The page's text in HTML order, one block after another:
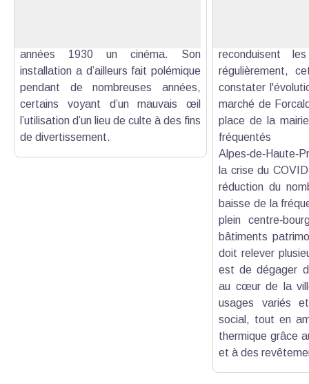
années 1930 un cinéma. Son
installation a d’ailleurs fait polémique
pendant de nombreuses années,
certains voyant d’un mauvais œil
l’utilisation d’un lieu de culte à des fins
de divertissement.
reconduisent
régulièrement,
constater
marché de
place de la
la crise du
réduction du
baisse de la
plein
bâtiments
doit relever
est de dégager
au cœur de la
usages variés
social, tout en
thermique grâce
et à des